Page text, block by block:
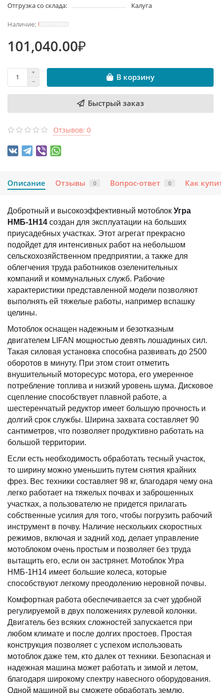
Отгрузка со склада:
Калуга
101,040.00₽
В корзину
Быстрый заказ
Отзывов: 0
Описание Отзывы 0 Вопрос-ответ 0 Как
Добротный и высокоэффективный мотоблок Угра
НМБ-1Н14 создан для эксплуатации на больших
приусадебных участках. Этот агрегат прекрасно
подойдет для интенсивных работ на небольшом
сельскохозяйственном предприятии, а также для
облегчения труда работников озеленительных
компаний и коммунальных служб. Рабочие
характеристики представленной модели позволяют
выполнять ей тяжелые работы, например вспашку
целины.
Мотоблок оснащен надежным и безотказным
двигателем LIFAN мощностью девять лошадиных сил.
Такая силовая установка способна развивать до 2500
оборотов в минуту. При этом стоит отметить
внушительный моторесурс мотора, его умеренное
потребление топлива и низкий уровень шума. Дисковое
сцепление способствует плавной работе, а
шестеренчатый редуктор имеет большую прочность и
долгий срок службы. Ширина захвата составляет 90
сантиметров, что позволяет продуктивно работать на
большой территории.
Если есть необходимость обработать тесный участок,
то ширину можно уменьшить путем снятия крайних
фрез. Вес техники составляет 98 кг, благодаря чему она
легко работает на тяжелых почвах и заброшенных
участках, а пользователю не придется прилагать
собственные усилия для того, чтобы погрузить рабочий
инструмент в почву. Наличие нескольких скоростных
режимов, включая и задний ход, делает управление
мотоблоком очень простым и позволяет без труда
вытащить его, если он застрянет. Мотоблок Угра
НМБ-1Н14 имеет большие колеса, которые
способствуют легкому преодолению неровной почвы.
Комфортная работа обеспечивается за счет удобной
регулируемой в двух положениях рулевой колонки.
Двигатель без всяких сложностей запускается при
любом климате и после долгих простоев. Простая
конструкция позволяет с успехом использовать
мотоблок даже тем, кто далек от техники. Безопасная и
надежная машина может работать и зимой и летом,
благодаря широкому спектру навесного оборудования.
Одной машиной вы сможете обработать землю,